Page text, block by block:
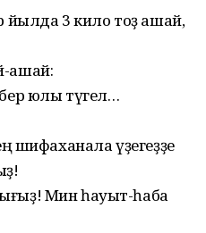
йылда 3 кило тоҙ ашай,
ашай:
юлы түгел…
шифаханала үҙегеҙҙе
Мин һауыт-һаба